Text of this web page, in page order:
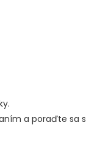
a poraďte sa s